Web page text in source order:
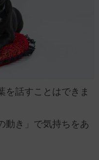
を話すことはできま
動き」で気持ちをあ